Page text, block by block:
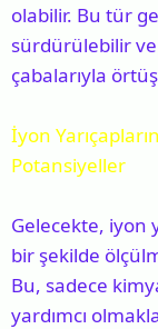
olabilir. Bu tür
sürdürülebilir
çabalarıyla
İyon
Potansiyeller
Gelecekte, iyon
bir şekilde
Bu, sadece
yardımcı